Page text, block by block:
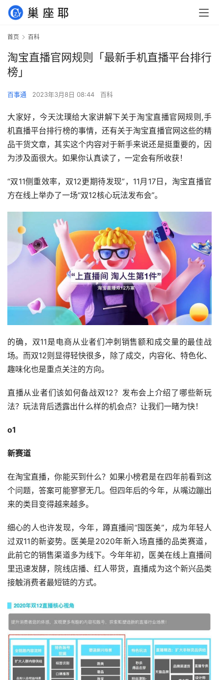
首页 百科
淘宝直播官网规则「最新手机直播平台排行
榜」
百事通 2023年3月8日 08:44 百科
大家好，今天沈璞给大家讲解下关于淘宝直播官网规则,手
机直播平台排行榜的事情，还有关于淘宝直播官网这些的精
品干货文章，其实这个内容对于新手来说还是挺重要的，因
为涉及面很大。如果你认真读了，一定会有所收获！
“双11侧重效率，双12更期待发现”，11月17日，淘宝直播官
方在线上举办了一场“双12核心玩法发布会”。
的确，双11是电商从业者们冲刺销售额和成交量的最佳战
场。而双12则显得轻快很多，除了成交，内容化、特色化、
趣味化也是重点关注的方向。
直播从业者们该如何备战双12？发布会上介绍了哪些新玩
法？玩法背后透露出什么样的机会点？让我们一睹为快！
o1
新赛道
在淘宝直播，你能买到什么？如果小榜君是在四年前看到这
个问题，答案可能寥寥无几。但四年后的今年，从嘴边蹦出
来的类目变得越来越多。
细心的人也许发现，今年，蹲直播间“囤医美”，成为年轻人
过双11的新姿势。医美是2020年新入场直播的品类赛道，
此前它的销售渠道多为线下。今年年初，医美在线上直播间
里迅速发酵，院线店播、红人带货，直播成为这个新兴品类
接触消费者最短链的方式。